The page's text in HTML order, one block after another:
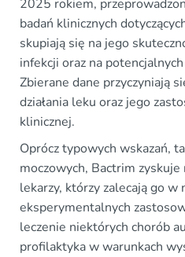
2025 rokiem,
badań klinicznych
skupiają się na jego
infekcji oraz na
Zbierane dane przyczyniają
działania leku oraz jego
klinicznej.
Oprócz typowych wskazań,
moczowych, Bactrim
lekarzy, którzy zalecają go w
eksperymentalnych
leczenie niektórych chorób
profilaktyka w warunkach